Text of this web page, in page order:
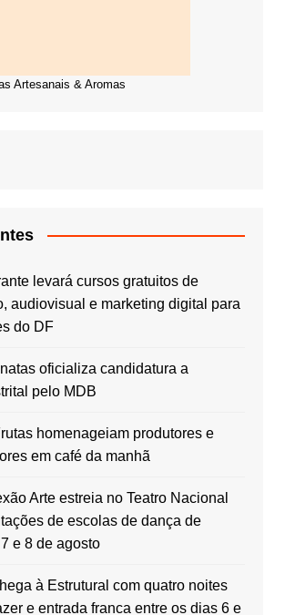
Artesanais & Aromas
levará cursos gratuitos de
audiovisual e marketing digital para
do DF
oficializa candidatura a
pelo MDB
homenageiam produtores e
em café da manhã
Arte estreia no Teatro Nacional
de escolas de dança de
e 8 de agosto
à Estrutural com quatro noites
e entrada franca entre os dias 6 e